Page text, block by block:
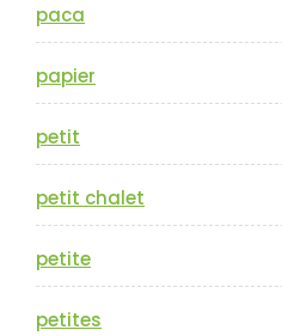
paca
papier
petit
petit chalet
petite
petites